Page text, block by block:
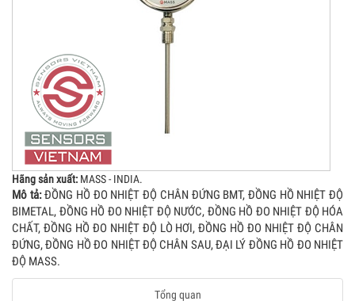
Hãng sản xuất: MASS - INDIA.
Mô tả:ĐỒNG HỒ ĐO NHIỆT ĐỘ CHÂN ĐỨNG BMT, ĐỒNG HỒ NHIỆT ĐỘ
BIMETAL, ĐỒNG HỒ ĐO NHIỆT ĐỘ NƯỚC, ĐỒNG HỒ ĐO NHIỆT ĐỘ HÓA
CHẤT, ĐỒNG HỒ ĐO NHIỆT ĐỘ LÒ HƠI, ĐỒNG HỒ ĐO NHIỆT ĐỘ CHÂN
ĐỨNG, ĐỒNG HỒ ĐO NHIỆT ĐỘ CHÂN SAU, ĐẠI LÝ ĐỒNG HỒ ĐO NHIỆT
ĐỘ MASS.
Tổng quan